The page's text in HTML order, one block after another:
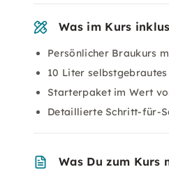
Was im Kurs
Persönlicher Braukurs
10 Liter
Starterpaket im Wert
Detaillierte Schritt-für-
Was Du zum Kurs